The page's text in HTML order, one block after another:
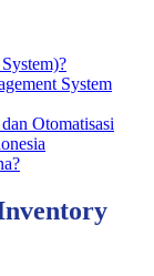
System
Otomatisasi